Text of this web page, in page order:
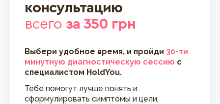
консультацию
всего за 350 грн
Выбери удобное время, и пройди 30-ти
минутную диагностическую сессию с
специалистом HoldYou.
Тебе помогут лучше понять и
сформулировать симптомы и цели,